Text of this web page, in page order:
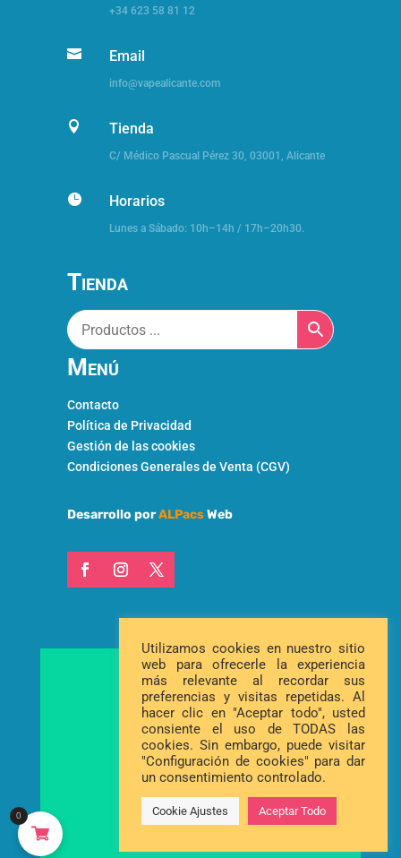
+34 623 58 81 12
 Email
info@vapealicante.com
 Tienda
C/ Médico Pascual Pérez 30, 03001, Alicante
 Horarios
Lunes a Sábado: 10h–14h / 17h–20h30.
Tienda
Menú
Contacto
Política de Privacidad
Gestión de las cookies
Condiciones Generales de Venta (CGV)
Desarrollo porALPacsWeb
Utilizamos cookies en nuestro sitio
web para ofrecerle la experiencia
más relevante al recordar sus
preferencias y visitas repetidas. Al
hacer clic en "Aceptar todo", usted
consiente el uso de TODAS las
cookies. Sin embargo, puede visitar
"Configuración de cookies" para dar
un consentimiento controlado.
Cookie Ajustes Aceptar Todo
0